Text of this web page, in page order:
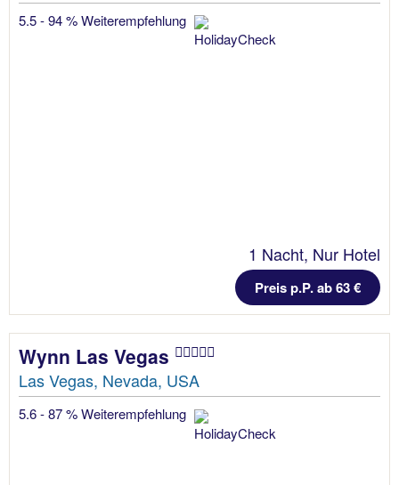
5.5 - 94 % Weiterempfehlung
1 Nacht, Nur Hotel
Preis p.P. ab 63 €
Wynn Las Vegas
Las Vegas, Nevada, USA
5.6 - 87 % Weiterempfehlung